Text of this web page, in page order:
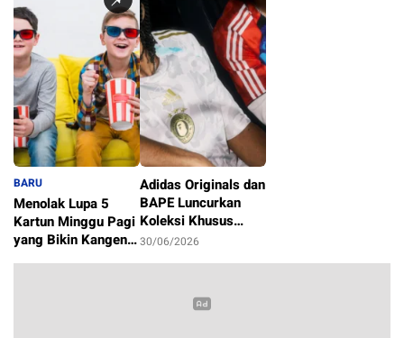
BARU
Menolak Lupa 5
Kartun Minggu Pagi
yang Bikin Kangen
1/07/2026
Adidas Originals dan
BAPE Luncurkan
Koleksi Khusus
Sambut Piala Dunia
30/06/2026